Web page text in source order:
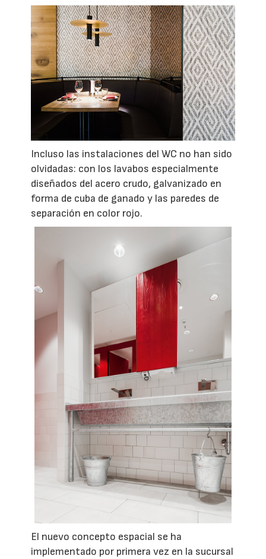
Incluso las instalaciones del WC no han sido
olvidadas: con los lavabos especialmente
diseñados del acero crudo, galvanizado en
forma de cuba de ganado y las paredes de
separación en color rojo.
El nuevo concepto espacial se ha
implementado por primera vez en la sucursal